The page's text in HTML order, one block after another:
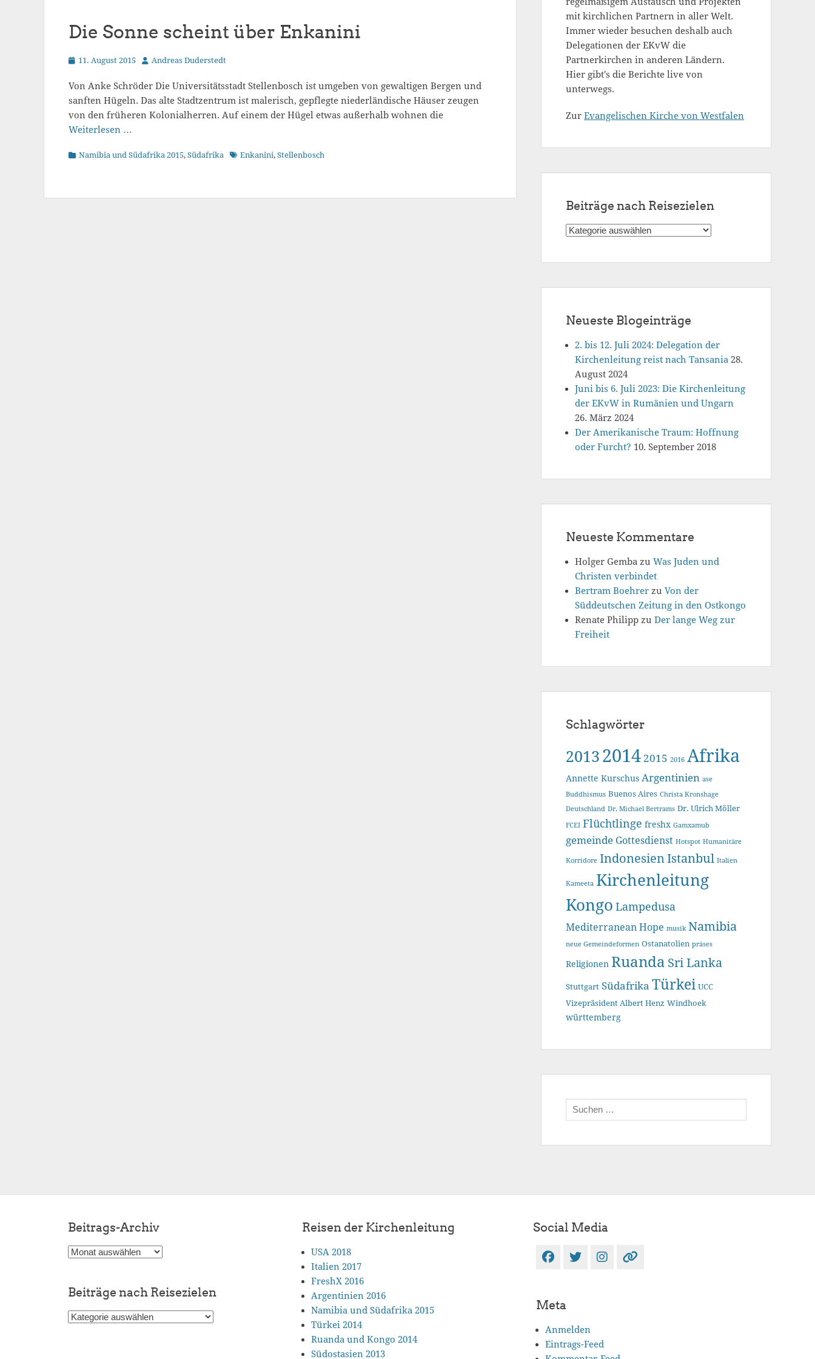
Die Sonne scheint über Enkanini
Veröffentlicht
11. August 2015 AutorAndreas Duderstedt
Von Anke Schröder Die Universitätsstadt Stellenbosch ist umgeben von gewaltigen Bergen und
sanften Hügeln. Das alte Stadtzentrum ist malerisch, gepflegte niederländische Häuser zeugen
von den früheren Kolonialherren. Auf einem der Hügel etwas außerhalb wohnen die
Weiterlesen …
Kategorien
Namibia und Südafrika 2015, Südafrika Schlagworte
Enkanini, Stellenbosch
mit kirchlichen Partnern in aller Welt.
Immer wieder besuchen deshalb auch
Delegationen der EKvW die
Partnerkirchen in anderen Ländern.
Hier gibt's die Berichte live von
unterwegs.
Zur Evangelischen Kirche von Westfalen
Beiträge nach Reisezielen
Beiträge
Neueste Blogeinträge
2. bis 12. Juli 2024: Delegation der
Kirchenleitung reist nach Tansania 28.
August 2024
Juni bis 6. Juli 2023: Die Kirchenleitung
der EKvW in Rumänien und Ungarn
26. März 2024
Der Amerikanische Traum: Hoffnung
oder Furcht? 10. September 2018
Neueste Kommentare
Holger Gemba zu Was Juden und
Christen verbindet
Bertram Boehrer zu Von der
Süddeutschen Zeitung in den Ostkongo
Renate Philipp zu Der lange Weg zur
Freiheit
Schlagwörter
2013 2014 2015 2016 Afrika
Annette Kurschus Argentinien ase
Buddhismus Buenos Aires Christa Kronshage
Deutschland Dr. Michael Bertrams Dr. Ulrich Möller
FCEI Flüchtlinge freshx Gamxamub
gemeinde Gottesdienst Hotspot Humanitäre
Korridore IndonesienIstanbul Italien
Kameeta Kirchenleitung
Kongo Lampedusa
Mediterranean Hope musik Namibia
neue Gemeindeformen Ostanatolien präses
Religionen Ruanda Sri Lanka
Stuttgart Südafrika Türkei UCC
Vizepräsident Albert Henz Windhoek
württemberg
Suchen
nach:
Beitrags-Archiv
Beitrags-
Beiträge nach Reisezielen
Beiträge
Reisen der Kirchenleitung
USA 2018
Italien 2017
FreshX 2016
Argentinien 2016
Namibia und Südafrika 2015
Türkei 2014
Ruanda und Kongo 2014
Südostasien 2013
Social Media
Facebook
Twitter
Instagram
Meta
Anmelden
Eintrags-Feed